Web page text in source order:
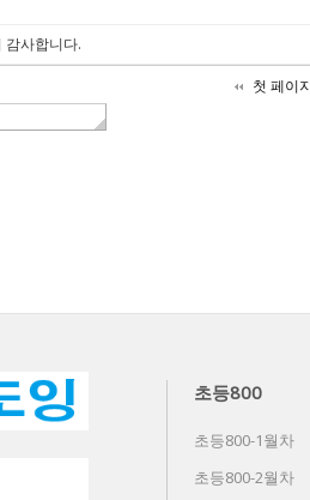
감사합니다.
첫 페이지
초등800
초등800-1월차
초등800-2월차